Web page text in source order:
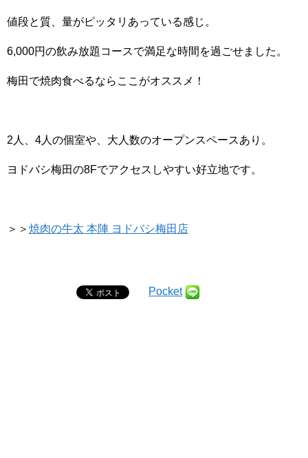
値段と質、量がピッタリあっている感じ。
6,000円の飲み放題コースで満足な時間を過ごせました。
梅田で焼肉食べるならここがオススメ！
2人、4人の個室や、大人数のオープンスペースあり。
ヨドバシ梅田の8Fでアクセスしやすい好立地です。
＞＞ 焼肉の牛太 本陣 ヨドバシ梅田店
Pocket